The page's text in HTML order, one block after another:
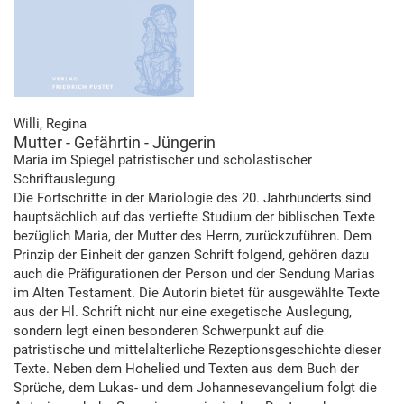
Willi, Regina
Mutter - Gefährtin - Jüngerin
Maria im Spiegel patristischer und scholastischer
Schriftauslegung
Die Fortschritte in der Mariologie des 20. Jahrhunderts sind
hauptsächlich auf das vertiefte Studium der biblischen Texte
bezüglich Maria, der Mutter des Herrn, zurückzuführen. Dem
Prinzip der Einheit der ganzen Schrift folgend, gehören dazu
auch die Präfigurationen der Person und der Sendung Marias
im Alten Testament. Die Autorin bietet für ausgewählte Texte
aus der Hl. Schrift nicht nur eine exegetische Auslegung,
sondern legt einen besonderen Schwerpunkt auf die
patristische und mittelalterliche Rezeptionsgeschichte dieser
Texte. Neben dem Hohelied und Texten aus dem Buch der
Sprüche, dem Lukas- und dem Johannesevangelium folgt die